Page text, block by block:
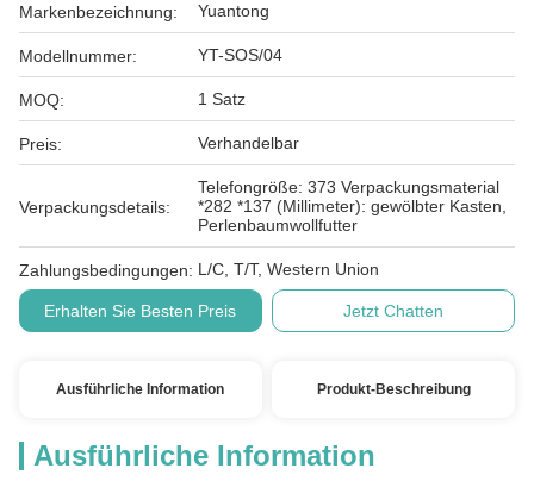
Markenbezeichnung: Yuantong
Modellnummer: YT-SOS/04
MOQ: 1 Satz
Preis: Verhandelbar
Verpackungsdetails:
Telefongröße: 373 Verpackungsmaterial
*282 *137 (Millimeter): gewölbter Kasten,
Perlenbaumwollfutter
Zahlungsbedingungen: L/C, T/T, Western Union
Erhalten Sie Besten Preis Jetzt Chatten
Ausführliche Information Produkt-Beschreibung
Ausführliche Information